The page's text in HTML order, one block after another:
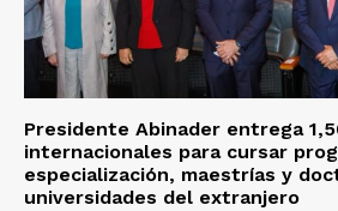
Presidente Abinader entrega
internacionales para cursar
especialización, maestrías y
universidades del extranjero